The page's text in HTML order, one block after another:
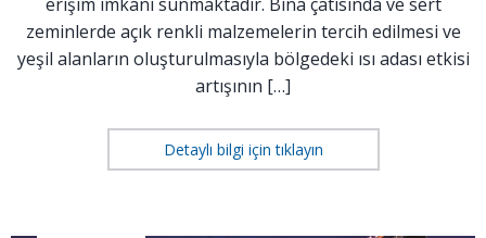
zeminlerde açık renkli malzemelerin tercih edilmesi ve
yeşil alanların oluşturulmasıyla bölgedeki ısı adası etkisi
artışının […]
Detaylı bilgi için tıklayın